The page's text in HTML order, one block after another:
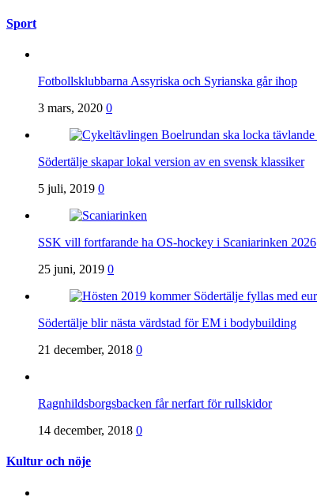
Sport
Fotbollsklubbarna Assyriska och Syrianska går ihop
3 mars, 2020 0
Södertälje skapar lokal version av en svensk klassiker
5 juli, 2019 0
SSK vill fortfarande ha OS-hockey i Scaniarinken 2026
25 juni, 2019 0
Södertälje blir nästa värdstad för EM i bodybuilding
21 december, 2018 0
Ragnhildsborgsbacken får nerfart för rullskidor
14 december, 2018 0
Kultur och nöje